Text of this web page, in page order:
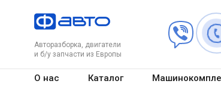
Авторазборка, двигатели
и б/у запчасти из Европы
О нас Каталог